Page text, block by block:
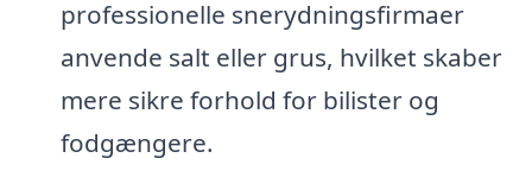
professionelle snerydningsfirmaer
anvende salt eller grus, hvilket skaber
mere sikre forhold for bilister og
fodgængere.